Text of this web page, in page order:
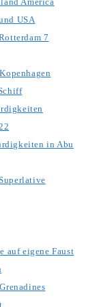
USA
7
in Abu
auf eigene Faust